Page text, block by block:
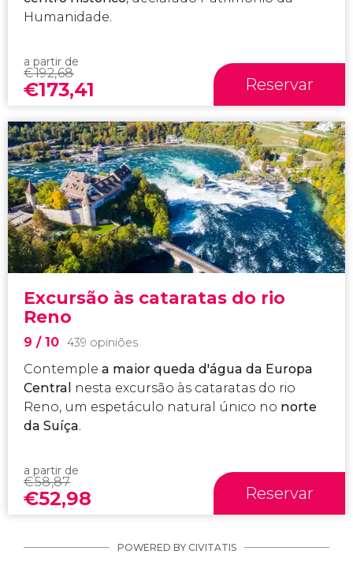
Humanidade.
a partir de
€192,68
€173,41 Reservar
Excursão às cataratas do rio
Reno
9 / 10 439 opiniões
Contemple a maior queda d'água da Europa
Central
nesta excursão às cataratas do rio
Reno, um espetáculo natural único no norte
da Suíça.
a partir de
€58,87
€52,98 Reservar
POWERED BY CIVITATIS